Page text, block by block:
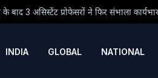
संभाला कार्यभार, 3 अगस्त को होगी अगली
INDIA GLOBAL NATIONAL